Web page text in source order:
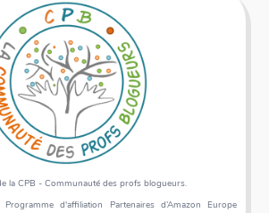
la CPB - Communauté des profs blogueurs.
d'affiliation Partenaires d’Amazon Europe